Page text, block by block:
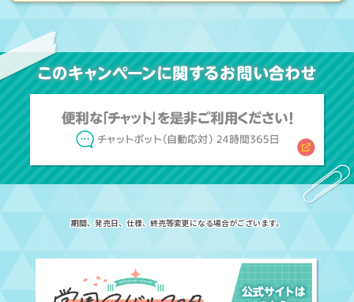
期間、発売日、仕様、終売等変更になる場合がございます。